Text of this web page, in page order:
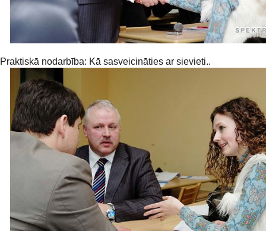
Praktiskā nodarbība: Kā sasveicināties ar sievieti..